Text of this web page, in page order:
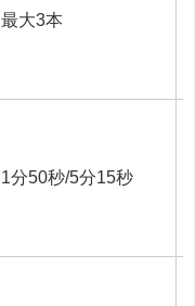
最大3本
1分50秒/5分15秒